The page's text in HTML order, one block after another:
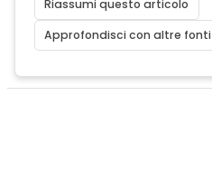
Riassumi questo articolo
Approfondisci con altre fonti